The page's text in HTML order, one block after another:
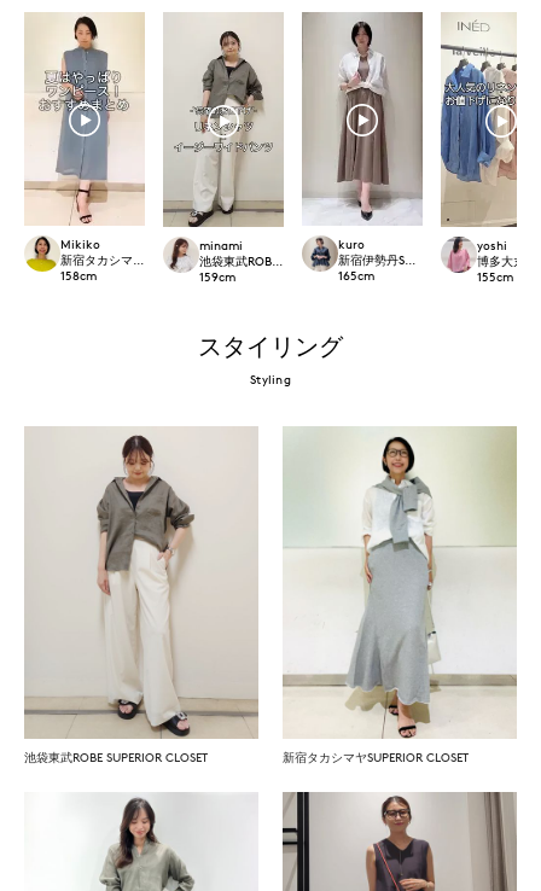
Mikiko
新宿タカシマヤSUPERIOR CLOSET
158cm
minami
池袋東武ROBE SUPERIOR CLOSET
159cm
kuro
新宿伊勢丹SUPERIOR CLOSET
165cm
yoshi
博多大丸
155cm
スタイリング
Styling
池袋東武ROBE SUPERIOR CLOSET 新宿タカシマヤSUPERIOR CLOSET